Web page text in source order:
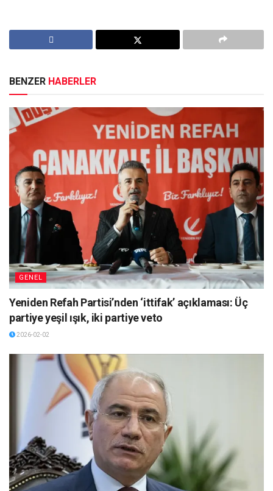
BENZER HABERLER
GENEL
Yeniden Refah Partisi’nden ‘ittifak’ açıklaması: Üç
partiye yeşil ışık, iki partiye veto
2026-02-02